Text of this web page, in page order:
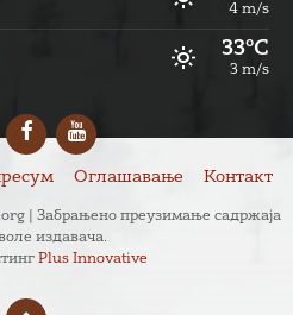
4 m/s
33°C
3 m/s
FacebookYouTube
Оглашавање Контакт
| Забрањено преузимање садржаја
издавача.
Plus Innovative